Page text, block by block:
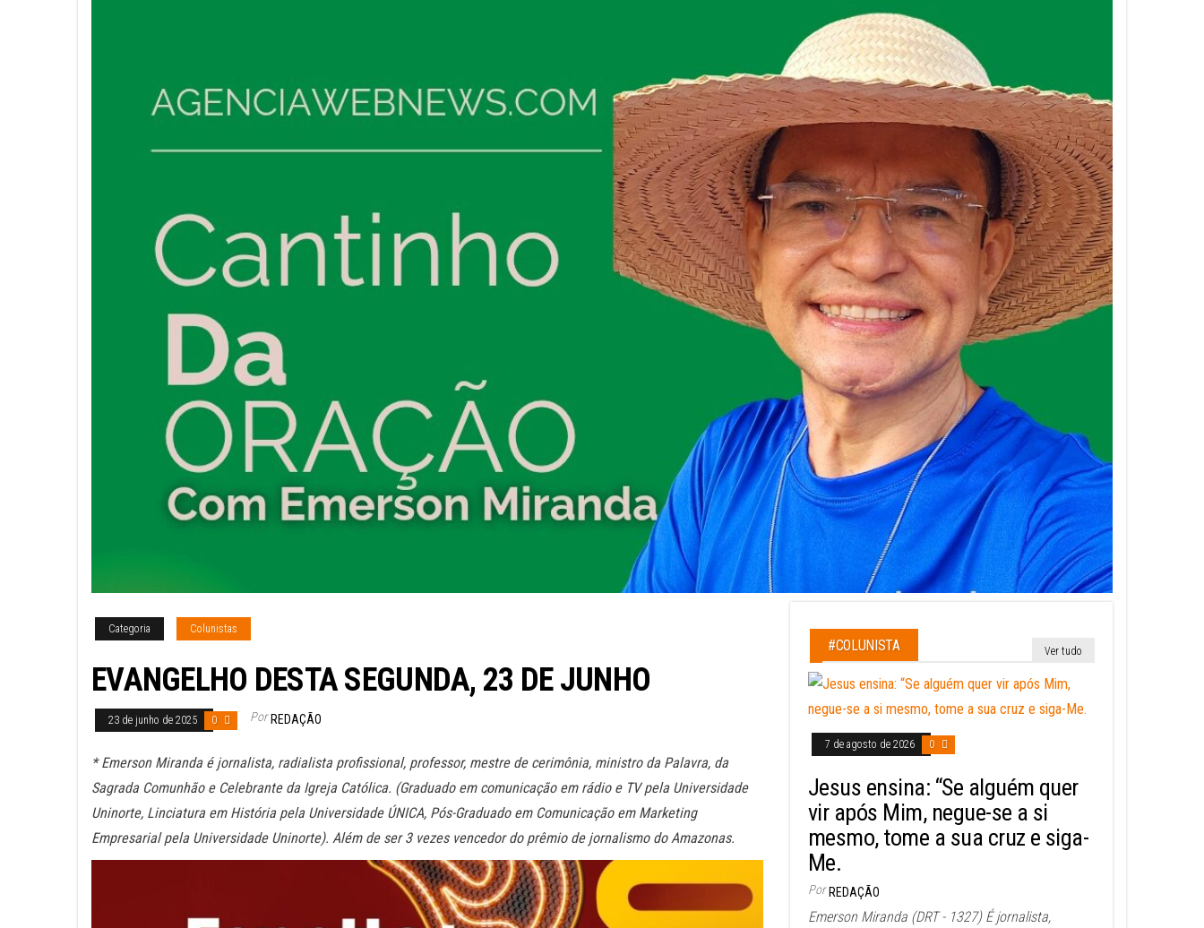
Categoria Colunistas
EVANGELHO DESTA SEGUNDA, 23 DE JUNHO
23 de junho de 2025 0 Por REDAÇÃO
* Emerson Miranda é jornalista, radialista profissional, professor, mestre de cerimônia, ministro da Palavra, da
Sagrada Comunhão e Celebrante da Igreja Católica. (Graduado em comunicação em rádio e TV pela Universidade
Uninorte, Linciatura em História pela Universidade ÚNICA, Pós-Graduado em Comunicação em Marketing
Empresarial pela Universidade Uninorte). Além de ser 3 vezes vencedor do prêmio de jornalismo do Amazonas.
#COLUNISTA Ver tudo
7 de agosto de 2026 0
Jesus ensina: “Se alguém quer
vir após Mim, negue-se a si
mesmo, tome a sua cruz e siga-
Me.
Por REDAÇÃO
Emerson Miranda (DRT - 1327) É jornalista,